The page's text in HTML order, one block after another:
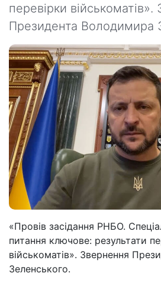
перевірки
Президента Володимира
«Провів засідання РНБО.
питання ключове: результати
військоматів». Звернення
Зеленського.